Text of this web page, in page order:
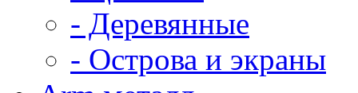
- Деревянные
- Острова и экраны